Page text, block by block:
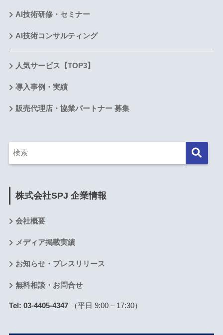
AI技術研修・セミナー
AI技術コンサルティング
人気サービス【TOP3】
導入事例・実績
販売代理店・協業パートナー 募集
株式会社SPJ 企業情報
会社概要
メディア掲載実績
お知らせ・プレスリリース
無料相談・お問合せ
Tel: 03-4405-4347（平日 9:00 – 17:30）